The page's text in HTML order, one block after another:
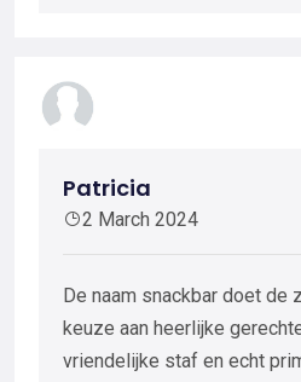
Patricia
2 March 2024
De naam snackbar doet de
keuze aan heerlijke
vriendelijke staf en echt